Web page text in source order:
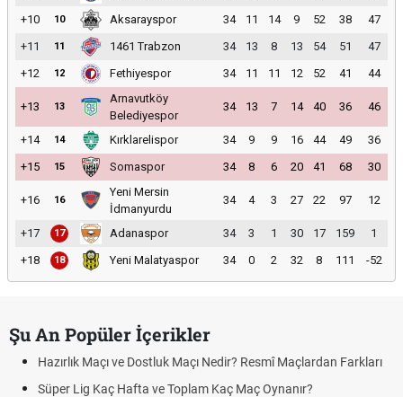
+10
10 Aksarayspor 34 11 14 9 52 38
47
+11
11 1461 Trabzon 34 13 8 13 54 51
47
+12
12 Fethiyespor 34 11 11 12 52 41 44
+13 13
Arnavutköy
Belediyespor
34 13 7 14 40 36 46
+14 14 Kırklarelispor 34 9 9 16 44 49
36
+15
15 Somaspor 34 8 6 20 41 68 30
+16 16
Yeni Mersin
İdmanyurdu
34 4 3 27 22 97 12
+17 17 Adanaspor 34 3 1 30 17 159
1
+18
18 Yeni Malatyaspor 34 0 2 32 8 111 -52
Şu An Popüler İçerikler
Hazırlık Maçı ve Dostluk Maçı Nedir? Resmî Maçlardan Farkları
Süper Lig Kaç Hafta ve Toplam Kaç Maç Oynanır?